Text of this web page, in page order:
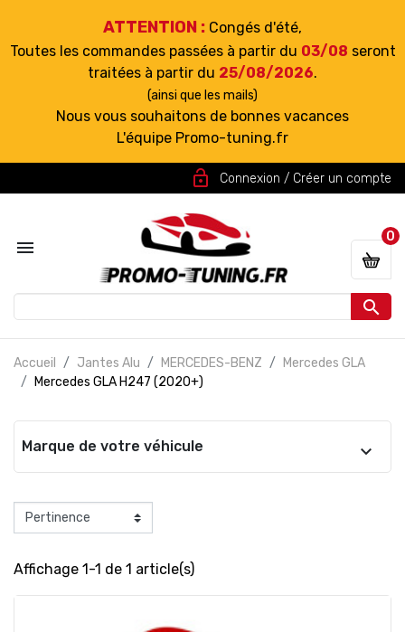
ATTENTION : Congés d'été,
Toutes les commandes passées à partir du 03/08 seront
traitées à partir du 25/08/2026.
(ainsi que les mails)
Nous vous souhaitons de bonnes vacances
L'équipe Promo-tuning.fr
lock_open Connexion / Créer un compte


0
Accueil Jantes Alu MERCEDES-BENZ
Mercedes GLA
Mercedes GLA H247 (2020+)
Marque de votre véhicule
Affichage 1-1 de 1 article(s)